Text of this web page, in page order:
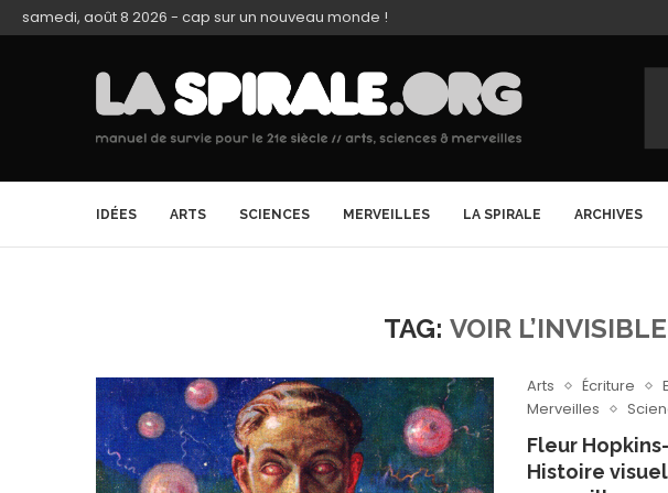
samedi, août 8 2026 - cap sur un nouveau monde !
IDÉES ARTS SCIENCES MERVEILLES LA SPIRALE ARCHIVES
TAG:VOIR L’INVISIBLE
Arts Écriture
Merveilles
Fleur
Histoire